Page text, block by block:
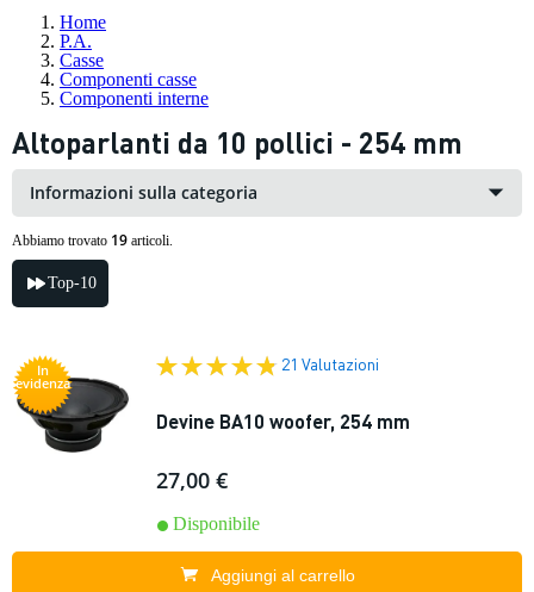
Home
P.A.
Casse
Componenti casse
Componenti interne
Altoparlanti da 10 pollici - 254 mm
Informazioni sulla categoria
Abbiamo trovato 19 articoli.
Top-10
In
evidenza
21 Valutazioni
Devine BA10 woofer, 254 mm
27,00 €
Disponibile
Aggiungi al carrello